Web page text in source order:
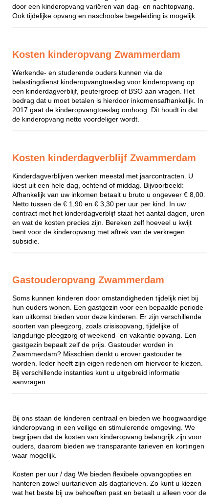
door een kinderopvang variëren van dag- en nachtopvang.
Ook tijdelijke opvang en naschoolse begeleiding is mogelijk.
Kosten kinderopvang Zwammerdam
Werkende- en studerende ouders kunnen via de
belastingdienst kinderopvangtoeslag voor kinderopvang op
een kinderdagverblijf, peutergroep of BSO aan vragen. Het
bedrag dat u moet betalen is hierdoor inkomensafhankelijk. In
2017 gaat de kinderopvangtoeslag omhoog. Dit houdt in dat
de kinderopvang netto voordeliger wordt.
Kosten kinderdagverblijf Zwammerdam
Kinderdagverblijven werken meestal met jaarcontracten. U
kiest uit een hele dag, ochtend of middag. Bijvoorbeeld:
Afhankelijk van uw inkomen betaalt u bruto u ongeveer € 8,00.
Netto tussen de € 1,90 en € 3,30 per uur per kind. In uw
contract met het kinderdagverblijf staat het aantal dagen, uren
en wat de kosten precies zijn. Bereken zelf hoeveel u kwijt
bent voor de kinderopvang met aftrek van de verkregen
subsidie.
Gastouderopvang Zwammerdam
Soms kunnen kinderen door omstandigheden tijdelijk niet bij
hun ouders wonen. Een gastgezin voor een bepaalde periode
kan uitkomst bieden voor deze kinderen. Er zijn verschillende
soorten van pleegzorg, zoals crisisopvang, tijdelijke of
langdurige pleegzorg of weekend- en vakantie opvang. Een
gastgezin bepaalt zelf de prijs. Gastouder worden in
Zwammerdam? Misschien denkt u erover gastouder te
worden. Ieder heeft zijn eigen redenen om hiervoor te kiezen.
Bij verschillende instanties kunt u uitgebreid informatie
aanvragen.
Bij ons staan de kinderen centraal en bieden we hoogwaardige
kinderopvang in een veilige en stimulerende omgeving. We
begrijpen dat de kosten van kinderopvang belangrijk zijn voor
ouders, daarom bieden we transparante tarieven en kortingen
waar mogelijk.
Kosten per uur / dag We bieden flexibele opvangopties en
hanteren zowel uurtarieven als dagtarieven. Zo kunt u kiezen
wat het beste bij uw behoeften past en betaalt u alleen voor de